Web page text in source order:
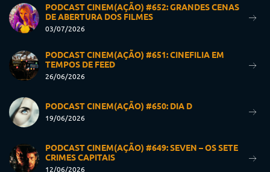
PODCAST CINEM(AÇÃO) #652: GRANDES CENAS
DE ABERTURA DOS FILMES
03/07/2026
PODCAST CINEM(AÇÃO) #651: CINEFILIA EM
TEMPOS DE FEED
26/06/2026
PODCAST CINEM(AÇÃO) #650: DIA D
19/06/2026
PODCAST CINEM(AÇÃO) #649: SEVEN – OS SETE
CRIMES CAPITAIS
12/06/2026